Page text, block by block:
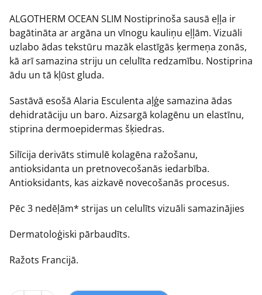
ALGOTHERM OCEAN SLIM Nostiprinoša sausā eļļa ir
bagātināta ar argāna un vīnogu kauliņu eļļām. Vizuāli
uzlabo ādas tekstūru mazāk elastīgās ķermeņa zonās,
kā arī samazina striju un celulīta redzamību. Nostiprina
ādu un tā kļūst gluda.
Sastāvā esošā Alaria Esculenta aļģe samazina ādas
dehidratāciju un baro. Aizsargā kolagēnu un elastīnu,
stiprina dermoepidermas šķiedras.
Silīcija derivāts stimulē kolagēna ražošanu,
antioksidanta un pretnovecošanās iedarbība.
Antioksidants, kas aizkavē novecošanās procesus.
Pēc 3 nedēļām* strijas un celulīts vizuāli samazinājies
Dermatoloģiski pārbaudīts.
Ražots Francijā.